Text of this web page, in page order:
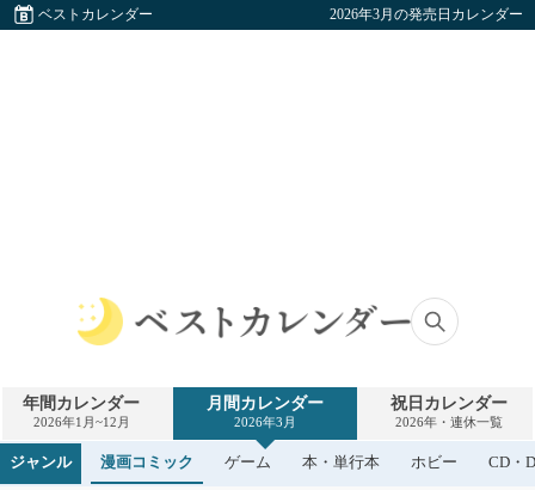
ベストカレンダー 2026年3月の発売日カレンダー
ト
カ
年間カレンダー
2026年1月~12月
月間カレンダー
2026年3月
祝日カレンダー
2026年・連休一覧
ジャンル 漫画コミック ゲーム 本・単行本 ホビー CD・